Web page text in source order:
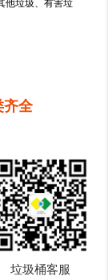
他垃圾、有害垃
齐全
垃圾桶客服